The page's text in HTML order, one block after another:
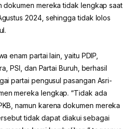
dokumen mereka tidak lengkap saat
2024, sehingga tidak lolos
enam partai lain, yaitu PDIP,
PSI, dan Partai Buruh, berhasil
partai pengusul pasangan Asri-
mereka lengkap. “Tidak ada
namun karena dokumen mereka
tidak dapat diakui sebagai